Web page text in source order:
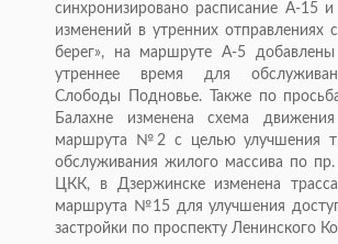
синхронизировано расписание А-15
изменений в утренних
берег», на маршруте А-5
утреннее время для
Слободы Подновье. Также по
Балахне изменена схема движения
маршрута №2 с целью улучшения
обслуживания жилого массива по
ЦКК, в Дзержинске изменена трасса
маршрута №15 для улучшения
застройки по проспекту Ленинского